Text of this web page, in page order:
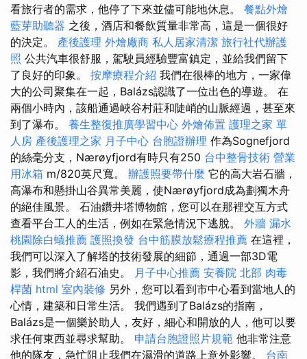
看旅行者的需求，他停了下來並儘可能地休息。 餐點外燴
藍芽助聽器 之後，酒店和餐飲質量非常高，這是一個很好
的決定。 產後護理 外燴廠商 私人居家清潔 旅行社代辦護
照 公共汽車很舒服，駕駛員經驗豐富鎮定，並給我們留下
了良好的印象。 按摩療程介紹 我們在很棒的地方，一家偉
大的公司聚集在一起，Balázs認識了一位出色的導遊。 在
兩個小時內，該船通過峽谷村莊和陡峭的山脈經過，甚至來
到了瀑布。 養生整復推廣學習中心 外燴佈置 護理之家 單
人房 產後護理之家 月子中心 台胞證辦理 作為Sognefjord
的絲毫分支，Nærøyfjord有時只有250 台中整骨技術 營業
用冰箱 m/820英尺寬。 辦護照要帶什麼 它的高大岩石牆，
高瀑布和懸掛山谷異常美麗，使Nærøyfjord成為劃獨木舟
的絕佳風景。 石油鑽井塔博物館，您可以在那裡交互方式
查看平台工人的生活，例如在緊急情況下逃脫。 外牆 漏水
桃園除白蟻推薦 護照換發 台中筋膜放鬆療程推薦 在這裡，
我們可以深入了解塔的技術發展的細節，通過一部3D電
影，我們將介紹石油史。 月子中心推薦 安養院 北部 肉毒
桿菌 html 室內裝修 另外，您可以看到市中心看到當地人的
心情，建築和日常生活。 我們遇到了Balázs的指南，
Balázs是一個樂於助人，友好，細心和開放的人，他可以要
求任何東西並尋求幫助。 申請台胞證照片規範 他非常注意
他的隊友，急忙阻止我們在濕滑的道路上意外影響。 台南